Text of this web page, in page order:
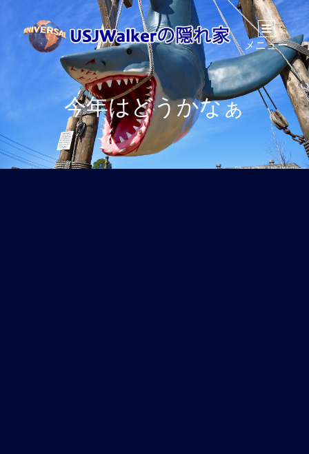
メニュー
今年はどうかなぁ